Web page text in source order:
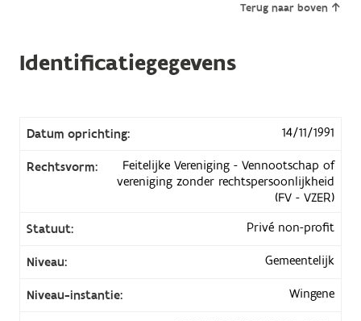
Terug naar boven
Identificatiegegevens
Datum oprichting: 14/11/1991
Rechtsvorm:
Feitelijke Vereniging - Vennootschap of
vereniging zonder rechtspersoonlijkheid
(FV - VZER)
Statuut:
Privé non-profit
Niveau: Gemeentelijk
Niveau-instantie: Wingene